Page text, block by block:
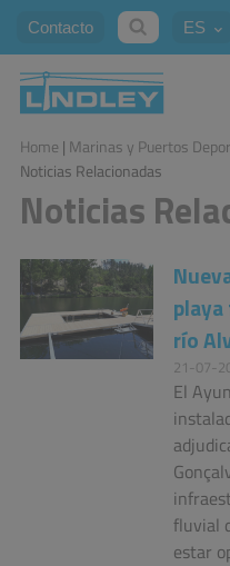
Contacto ES
Home | Marinas y Puertos
Noticias Relacionadas
Noticias
río
21-07-
El
fluvial
estar